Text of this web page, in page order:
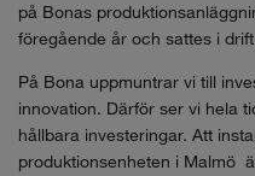
på Bonas
föregående år och sattes i
På Bona uppmuntrar vi till
innovation. Därför ser vi hela
hållbara investeringar. Att
produktionsenheten i Malmö